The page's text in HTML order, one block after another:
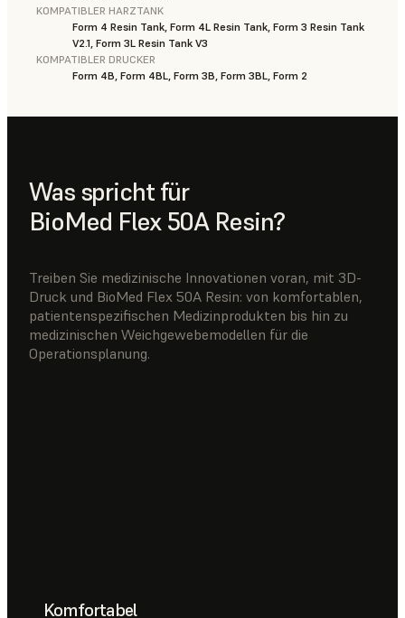
KOMPATIBLER HARZTANK
Form 4 Resin Tank, Form 4L Resin Tank, Form 3 Resin Tank
V2.1, Form 3L Resin Tank V3
KOMPATIBLER DRUCKER
Form 4B, Form 4BL, Form 3B, Form 3BL, Form 2
Was spricht für
BioMed Flex 50A Resin?
Treiben Sie medizinische Innovationen voran, mit 3D-
Druck und BioMed Flex 50A Resin: von komfortablen,
patientenspezifischen Medizinprodukten bis hin zu
medizinischen Weichgewebemodellen für die
Operationsplanung.
Komfortabel